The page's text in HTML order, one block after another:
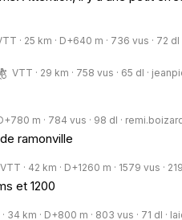
· 25 km · D+640 m · 736 vus · 72 dl
VTT · 29 km · 758 vus · 65 dl ·
m · 784 vus · 98 dl ·
ramonville
VTT · 42 km · D+1260 m · 1579 vus ·
et 1200
34 km · D+800 m · 803 vus · 71 dl ·